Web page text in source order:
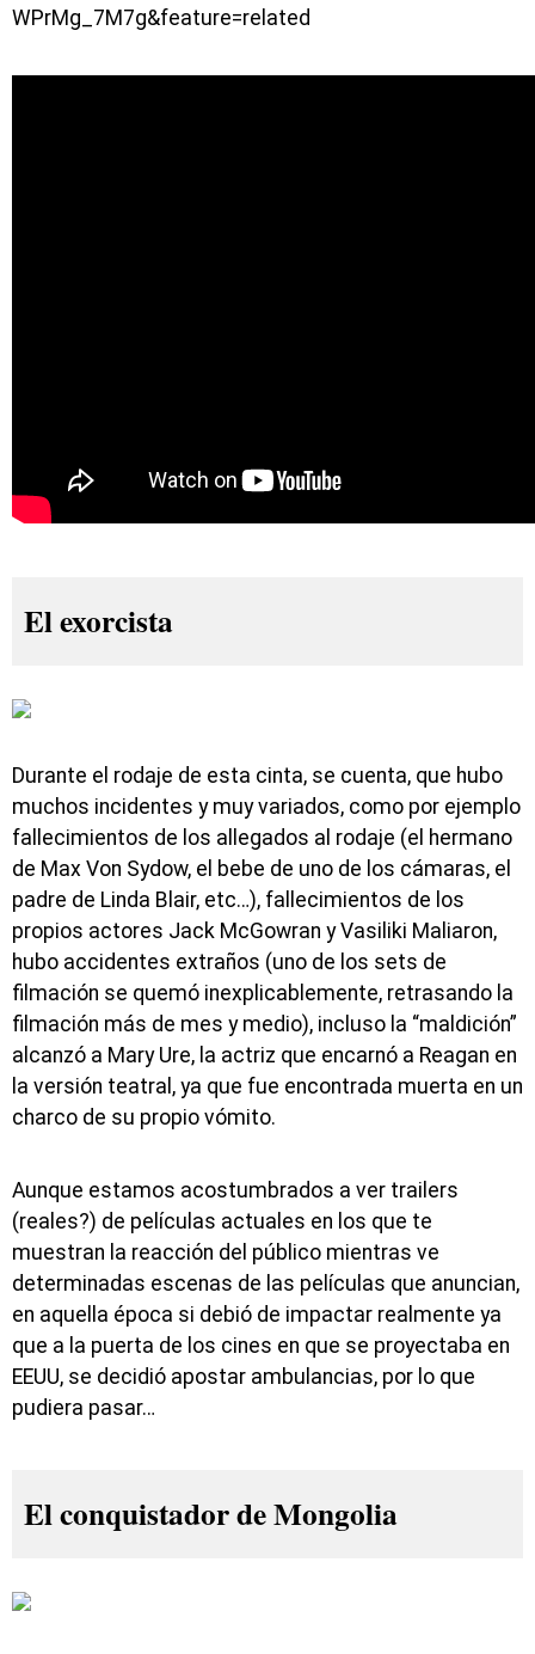
WPrMg_7M7g&feature=related
El exorcista
Durante el rodaje de esta cinta, se cuenta, que hubo
muchos incidentes y muy variados, como por ejemplo
fallecimientos de los allegados al rodaje (el hermano
de Max Von Sydow, el bebe de uno de los cámaras, el
padre de Linda Blair, etc…), fallecimientos de los
propios actores Jack McGowran y Vasiliki Maliaron,
hubo accidentes extraños (uno de los sets de
filmación se quemó inexplicablemente, retrasando la
filmación más de mes y medio), incluso la “maldición”
alcanzó a Mary Ure, la actriz que encarnó a Reagan en
la versión teatral, ya que fue encontrada muerta en un
charco de su propio vómito.
Aunque estamos acostumbrados a ver trailers
(reales?) de películas actuales en los que te
muestran la reacción del público mientras ve
determinadas escenas de las películas que anuncian,
en aquella época si debió de impactar realmente ya
que a la puerta de los cines en que se proyectaba en
EEUU, se decidió apostar ambulancias, por lo que
pudiera pasar…
El conquistador de Mongolia